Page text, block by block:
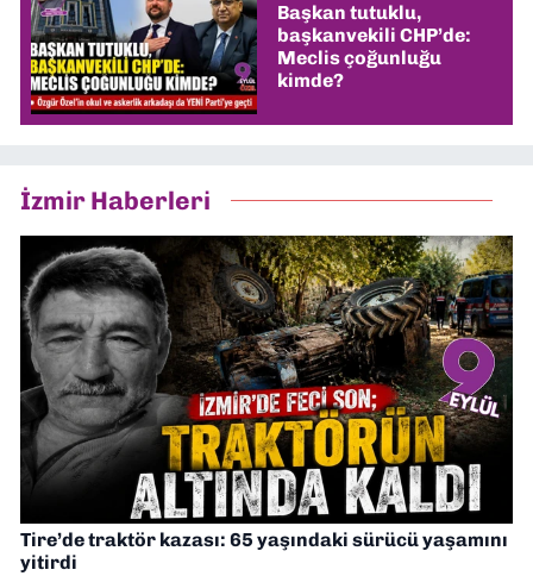
Başkan tutuklu,
başkanvekili CHP’de:
Meclis çoğunluğu
kimde?
İzmir Haberleri
Tire’de traktör kazası: 65 yaşındaki sürücü yaşamını
yitirdi